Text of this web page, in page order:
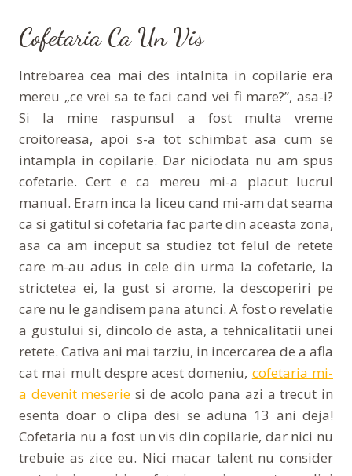
Cofetaria Ca Un Vis
Intrebarea cea mai des intalnita in copilarie era
mereu „ce vrei sa te faci cand vei fi mare?”, asa-i?
Si la mine raspunsul a fost multa vreme
croitoreasa, apoi s-a tot schimbat asa cum se
intampla in copilarie. Dar niciodata nu am spus
cofetarie. Cert e ca mereu mi-a placut lucrul
manual. Eram inca la liceu cand mi-am dat seama
ca si gatitul si cofetaria fac parte din aceasta zona,
asa ca am inceput sa studiez tot felul de retete
care m-au adus in cele din urma la cofetarie, la
strictetea ei, la gust si arome, la descoperiri pe
care nu le gandisem pana atunci. A fost o revelatie
a gustului si, dincolo de asta, a tehnicalitatii unei
retete. Cativa ani mai tarziu, in incercarea de a afla
cat mai mult despre acest domeniu, cofetaria mi-
a devenit meserie si de acolo pana azi a trecut in
esenta doar o clipa desi se aduna 13 ani deja!
Cofetaria nu a fost un vis din copilarie, dar nici nu
trebuie as zice eu. Nici macar talent nu consider